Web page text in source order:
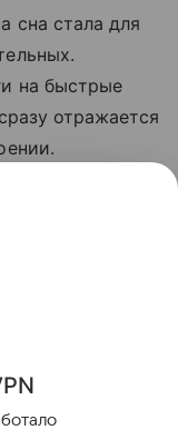
сна стала для
на быстрые
сразу отражается
PN